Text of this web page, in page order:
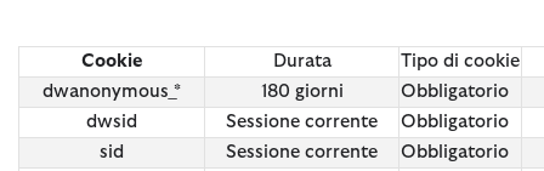
Cookie Durata
Tipo di cookie
dwanonymous_*
180 giorni
Obbligatorio
dwsid
Sessione corrente
Obbligatorio
sid
Sessione corrente
Obbligatorio